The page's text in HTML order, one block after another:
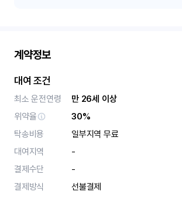
계약정보
대여 조건
최소 운전연령
만 26세 이상
위약율
30%
탁송비용
일부지역 무료
대여지역
-
결제수단
-
결제방식
선불결제